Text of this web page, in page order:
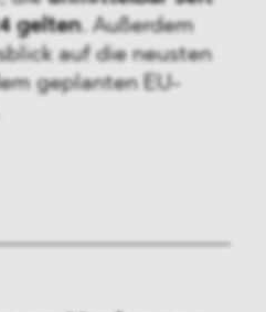
gelten. Außerdem
auf die neusten
geplanten EU-